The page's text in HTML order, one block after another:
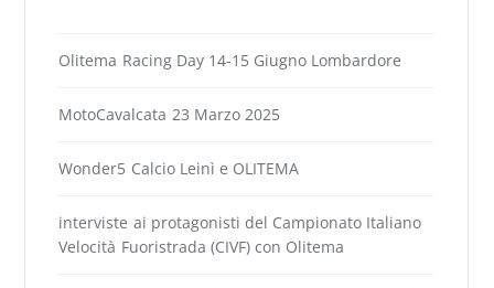
Olitema Racing Day 14-15 Giugno Lombardore
MotoCavalcata 23 Marzo 2025
Wonder5 Calcio Leinì e OLITEMA
interviste ai protagonisti del Campionato Italiano
Velocità Fuoristrada (CIVF) con Olitema